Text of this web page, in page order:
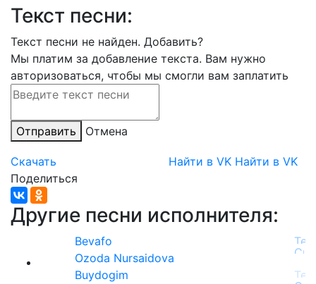
Текст песни:
Текст песни не найден. Добавить?
Мы платим за добавление текста. Вам нужно
авторизоваться, чтобы мы смогли вам заплатить
Отправить Отмена
Скачать Найти в VK Найти в VK
Поделиться
Другие песни исполнителя:
Bevafo
Ozoda Nursaidova
Buydogim